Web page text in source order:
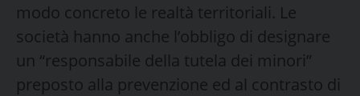
modo concreto le realtà territoriali. Le
società hanno anche l’obbligo di designare
un “responsabile della tutela dei minori”
preposto alla prevenzione ed al contrasto di